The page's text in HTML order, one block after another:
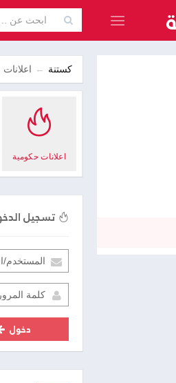
كستنة اعلانات
اعلانات حكومية
تسجيل
دخول